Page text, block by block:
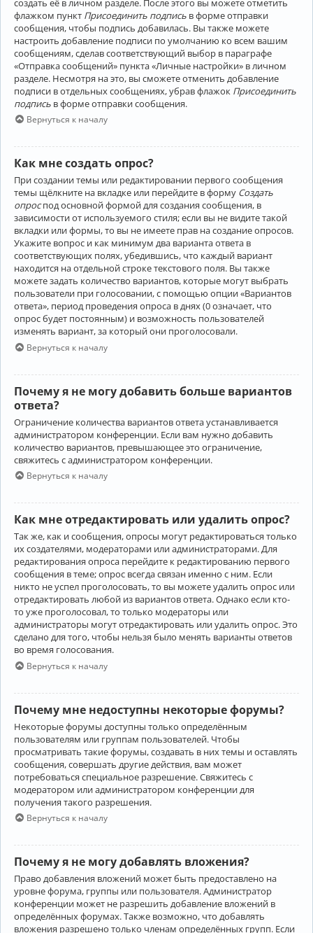
флажком пункт Присоединить подпись в форме отправки
сообщения, чтобы подпись добавилась. Вы также можете
настроить добавление подписи по умолчанию ко всем вашим
сообщениям, сделав соответствующий выбор в параграфе
«Отправка сообщений» пункта «Личные настройки» в личном
разделе. Несмотря на это, вы сможете отменить добавление
подписи в отдельных сообщениях, убрав флажок Присоединить
подпись в форме отправки сообщения.
Вернуться к началу
Как мне создать опрос?
При создании темы или редактировании первого сообщения
темы щёлкните на вкладке или перейдите в форму Создать
опроспод основной формой для создания сообщения, в
зависимости от используемого стиля; если вы не видите такой
вкладки или формы, то вы не имеете прав на создание опросов.
Укажите вопрос и как минимум два варианта ответа в
соответствующих полях, убедившись, что каждый вариант
находится на отдельной строке текстового поля. Вы также
можете задать количество вариантов, которые могут выбрать
пользователи при голосовании, с помощью опции «Вариантов
ответа», период проведения опроса в днях (0 означает, что
опрос будет постоянным) и возможность пользователей
изменять вариант, за который они проголосовали.
Вернуться к началу
Почему я не могу добавить больше вариантов
ответа?
Ограничение количества вариантов ответа устанавливается
администратором конференции. Если вам нужно добавить
количество вариантов, превышающее это ограничение,
свяжитесь с администратором конференции.
Вернуться к началу
Как мне отредактировать или удалить опрос?
Так же, как и сообщения, опросы могут редактироваться только
их создателями, модераторами или администраторами. Для
редактирования опроса перейдите к редактированию первого
сообщения в теме; опрос всегда связан именно с ним. Если
никто не успел проголосовать, то вы можете удалить опрос или
отредактировать любой из вариантов ответа. Однако если кто-
то уже проголосовал, то только модераторы или
администраторы могут отредактировать или удалить опрос. Это
сделано для того, чтобы нельзя было менять варианты ответов
во время голосования.
Вернуться к началу
Почему мне недоступны некоторые форумы?
Некоторые форумы доступны только определённым
пользователям или группам пользователей. Чтобы
просматривать такие форумы, создавать в них темы и оставлять
сообщения, совершать другие действия, вам может
потребоваться специальное разрешение. Свяжитесь с
модератором или администратором конференции для
получения такого разрешения.
Вернуться к началу
Почему я не могу добавлять вложения?
Право добавления вложений может быть предоставлено на
уровне форума, группы или пользователя. Администратор
конференции может не разрешить добавление вложений в
определённых форумах. Также возможно, что добавлять
вложения разрешено только членам определённых групп. Если